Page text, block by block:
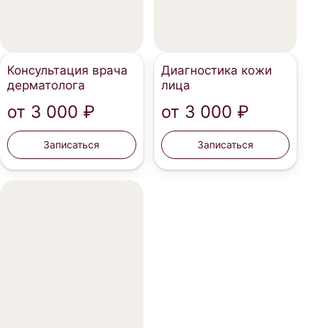
Консультация врача
дерматолога
от 3 000 ₽
Записаться
Диагностика кожи
лица
от 3 000 ₽
Записаться